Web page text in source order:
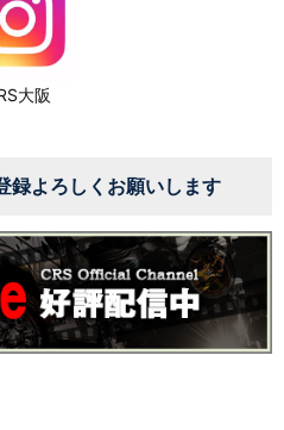
大阪
よろしくお願いします